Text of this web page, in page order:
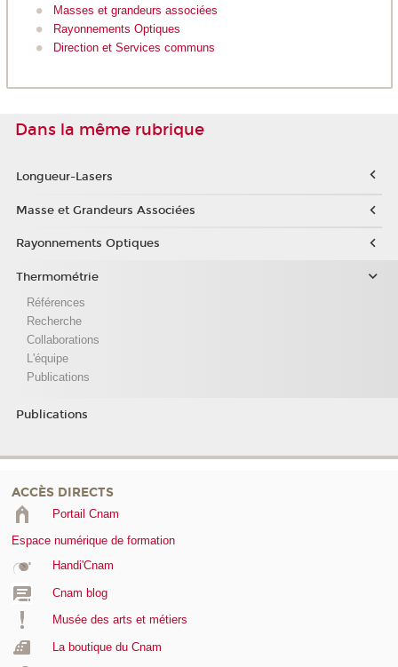
Masses et grandeurs associées
Rayonnements Optiques
Direction et Services communs
Dans la même rubrique
Longueur-Lasers
Masse et Grandeurs Associées
Rayonnements Optiques
Thermométrie
Références
Recherche
Collaborations
L'équipe
Publications
Publications
ACCÈS DIRECTS
Portail Cnam
Espace numérique de formation
Handi'Cnam
Cnam blog
Musée des arts et métiers
La boutique du Cnam